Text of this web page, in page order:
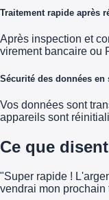
Traitement rapide après
Après inspection et
virement bancaire ou
Sécurité des données en
Vos données sont
appareils sont
Ce que
"Super rapide !
vendrai mon